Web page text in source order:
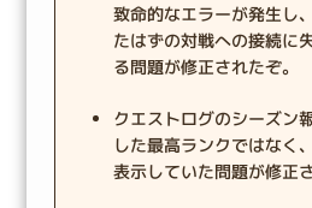
致命的なエラーが発生し
たはずの対戦への接続に
る問題が修正されたぞ。
クエストログのシーズン
した最高ランクではなく
表示していた問題が修正